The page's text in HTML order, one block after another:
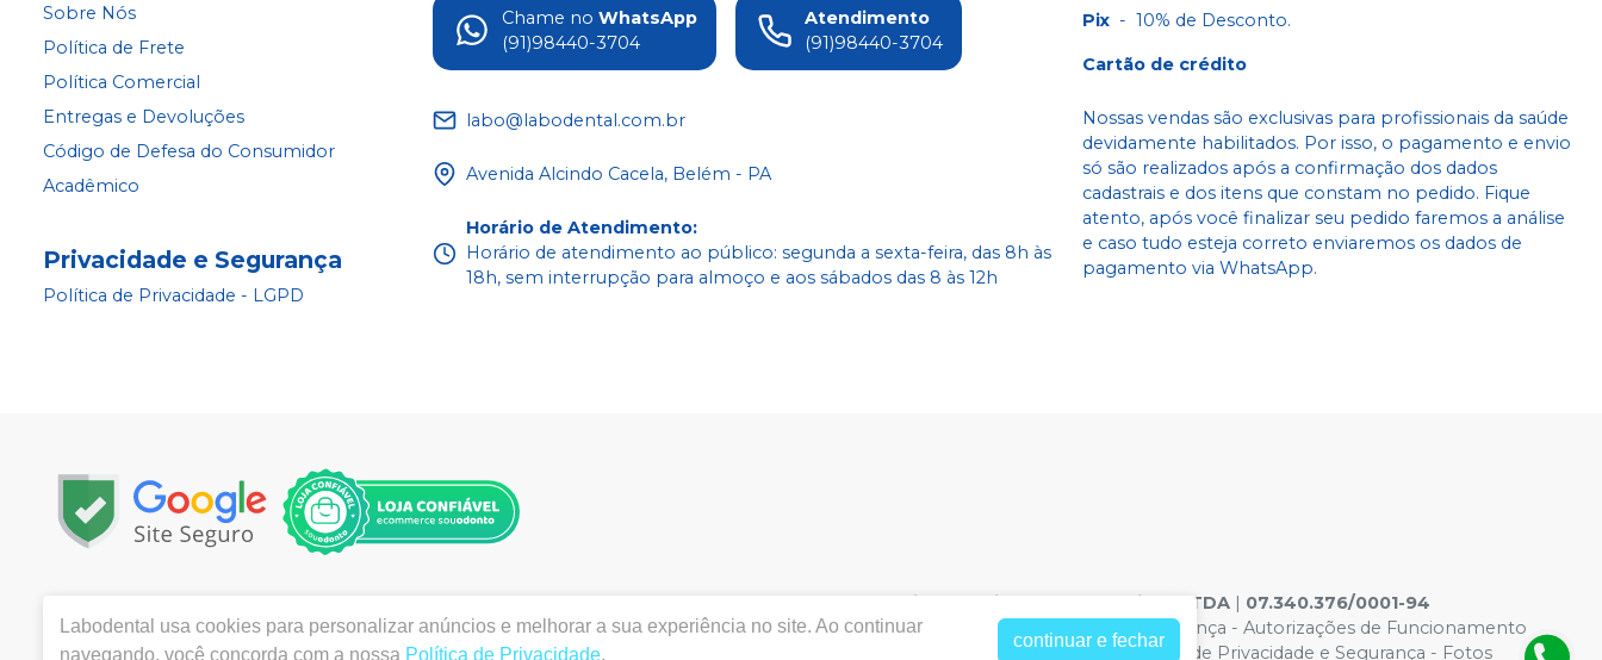
Sobre Nós
Política de Frete
Política Comercial
Entregas e Devoluções
Código de Defesa do Consumidor
Acadêmico
Privacidade e Segurança
Política de Privacidade - LGPD
Chame no WhatsApp
(91)98440-3704
Atendimento
(91)98440-3704
labo@labodental.com.br
Avenida Alcindo Cacela, Belém - PA
Horário de Atendimento:
Horário de atendimento ao público: segunda a sexta-feira, das 8h às
18h, sem interrupção para almoço e aos sábados das 8 às 12h
Pix - 10% de Desconto.
Cartão de crédito
Nossas vendas são exclusivas para profissionais da saúde
devidamente habilitados. Por isso, o pagamento e envio
só são realizados após a confirmação dos dados
cadastrais e dos itens que constam no pedido. Fique
atento, após você finalizar seu pedido faremos a análise
e caso tudo esteja correto enviaremos os dados de
pagamento via WhatsApp.
Labodental P3 Comercio e Servicos Odontologicos LTDA | 07.340.376/0001-94
Email:labo@labodental.com.br| Av. Alcindo Cacela, 2195 - Cremação, Belém / PA, CEP: 66040-273| Política de Privacidade e Segurança - Autorizações de Funcionamento
ANVISA 4645-1/03-00- Medicamentos: 1.25691-2 | Farmacêutico responsável: TAYNARA SOUZA MIRANDA. CRF/PA nº 6965 |Política de Privacidade e Segurança - Fotos
Labodental usa cookies para personalizar anúncios e melhorar a sua experiência no site. Ao continuar
navegando, você concorda com a nossa Política de Privacidade.
continuar e fechar